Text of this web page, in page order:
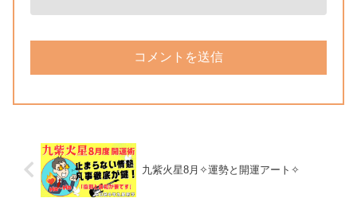
九紫火星8月✧運勢と開運アート✧